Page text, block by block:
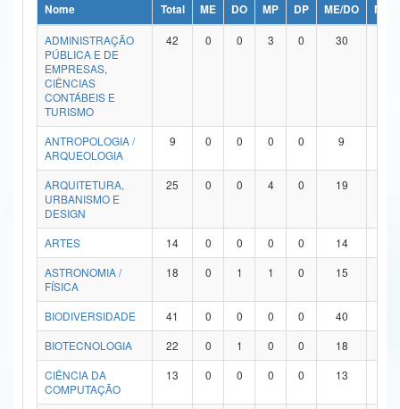
Ministério da Ciência, Tecnologia, Inovações e Comunicações
Ministério do Meio Ambiente
Ministério do Turismo
Ministério do Desenvolvimento Regional
Controladoria-Geral da União
Ministério da Mulher, da Família e dos Direitos Humanos
Secretaria de Governo
Advocacia-Geral da União
Banco Central do Brasil
Nome Total ME DO MP DP ME/DO
MP/
ADMINISTRAÇÃO
PÚBLICA E DE
EMPRESAS,
CIÊNCIAS
CONTÁBEIS E
TURISMO
42 0 0 3 0 30
ANTROPOLOGIA /
ARQUEOLOGIA
9 0 0 0 0 9
ARQUITETURA,
URBANISMO E
DESIGN
25 0 0 4 0 19
ARTES 14 0 0 0 0 14
ASTRONOMIA /
FÍSICA
18 0 1 1 0 15
BIODIVERSIDADE 41 0 0 0 0 40
BIOTECNOLOGIA
22 0 1 0 0 18
CIÊNCIA DA
COMPUTAÇÃO
13 0 0 0 0 13